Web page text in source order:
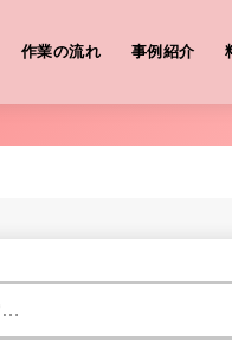
作業の流れ 事例紹介